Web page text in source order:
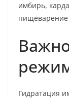
имбирь,
пищеварение
Гидратация